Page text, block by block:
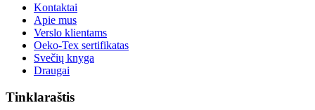
Kontaktai
Apie mus
Verslo klientams
Oeko-Tex sertifikatas
Svečių knyga
Draugai
Tinklaraštis